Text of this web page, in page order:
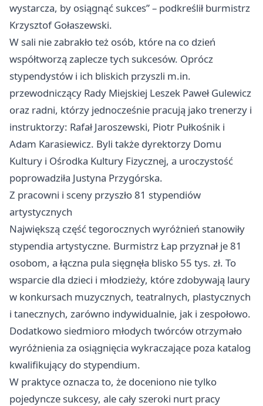
wystarcza, by osiągnąć sukces” – podkreślił burmistrz
Krzysztof Gołaszewski.
W sali nie zabrakło też osób, które na co dzień
współtworzą zaplecze tych sukcesów. Oprócz
stypendystów i ich bliskich przyszli m.in.
przewodniczący Rady Miejskiej Leszek Paweł Gulewicz
oraz radni, którzy jednocześnie pracują jako trenerzy i
instruktorzy: Rafał Jaroszewski, Piotr Pułkośnik i
Adam Karasiewicz. Byli także dyrektorzy Domu
Kultury i Ośrodka Kultury Fizycznej, a uroczystość
poprowadziła Justyna Przygórska.
Z pracowni i sceny przyszło 81 stypendiów
artystycznych
Największą część tegorocznych wyróżnień stanowiły
stypendia artystyczne. Burmistrz Łap przyznał je 81
osobom, a łączna pula sięgnęła blisko 55 tys. zł. To
wsparcie dla dzieci i młodzieży, które zdobywają laury
w konkursach muzycznych, teatralnych, plastycznych
i tanecznych, zarówno indywidualnie, jak i zespołowo.
Dodatkowo siedmioro młodych twórców otrzymało
wyróżnienia za osiągnięcia wykraczające poza katalog
kwalifikujący do stypendium.
W praktyce oznacza to, że doceniono nie tylko
pojedyncze sukcesy, ale cały szeroki nurt pracy